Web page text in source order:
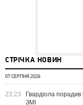
СТРІЧКА НОВИН
07 СЕРПНЯ 2026
23:23
Гвардіола
ЗМІ